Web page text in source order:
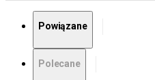
Powiązane
Polecane